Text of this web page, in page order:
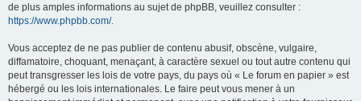
de plus amples informations au sujet de phpBB, veuillez consulter :
https://www.phpbb.com/.
Vous acceptez de ne pas publier de contenu abusif, obscène, vulgaire,
diffamatoire, choquant, menaçant, à caractère sexuel ou tout autre contenu qui
peut transgresser les lois de votre pays, du pays où « Le forum en papier » est
hébergé ou les lois internationales. Le faire peut vous mener à un